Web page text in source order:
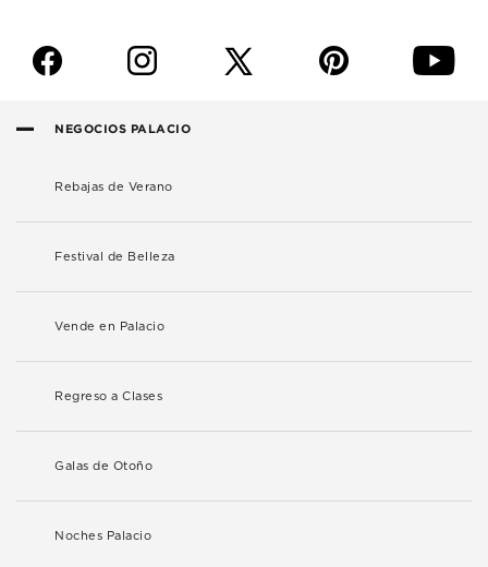
f i p y
NEGOCIOS PALACIO
Rebajas de Verano
Festival de Belleza
Vende en Palacio
Regreso a Clases
Galas de Otoño
Noches Palacio